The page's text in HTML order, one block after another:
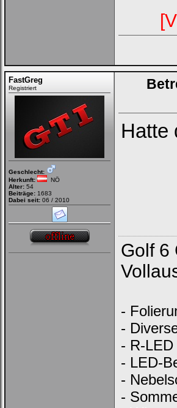
FastGreg
Registriert
Geschlecht:
Herkunft:
NÖ
Alter: 54
Beiträge: 1683
Dabei seit: 06 / 2010
Hatte
Golf 6
-
-
- R-
- LED-
-
-